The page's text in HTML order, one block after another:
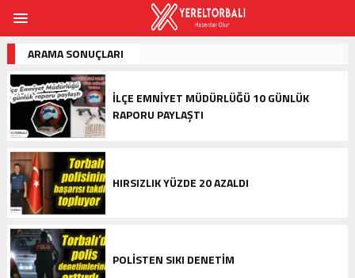
ARAMA SONUÇLARI
İLÇE EMNIYET MÜDÜRLÜĞÜ 10 GÜNLÜK
RAPORU PAYLAŞTI
HIRSIZLIK YÜZDE 20 AZALDI
POLISTEN SIKI DENETIM